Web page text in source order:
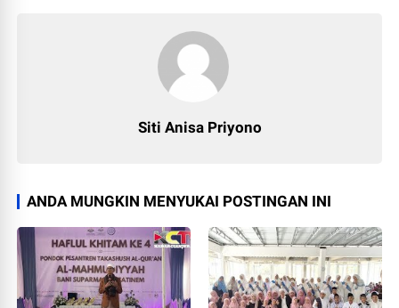
Siti Anisa Priyono
ANDA MUNGKIN MENYUKAI POSTINGAN INI